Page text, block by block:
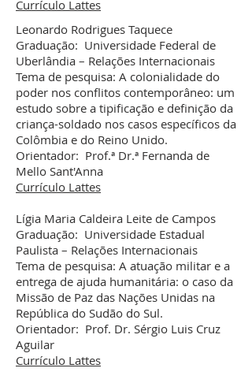
Currículo Lattes
Leonardo Rodrigues Taquece
Graduação: Universidade Federal de
Uberlândia – Relações Internacionais
Tema de pesquisa: A colonialidade do
poder nos conflitos contemporâneo: um
estudo sobre a tipificação e definição da
criança-soldado nos casos específicos da
Colômbia e do Reino Unido.
Orientador: Prof.ª Dr.ª Fernanda de
Mello Sant'Anna
Currículo Lattes
Lígia Maria Caldeira Leite de Campos
Graduação: Universidade Estadual
Paulista – Relações Internacionais
Tema de pesquisa: A atuação militar e a
entrega de ajuda humanitária: o caso da
Missão de Paz das Nações Unidas na
República do Sudão do Sul.
Orientador: Prof. Dr. Sérgio Luis Cruz
Aguilar
Currículo Lattes